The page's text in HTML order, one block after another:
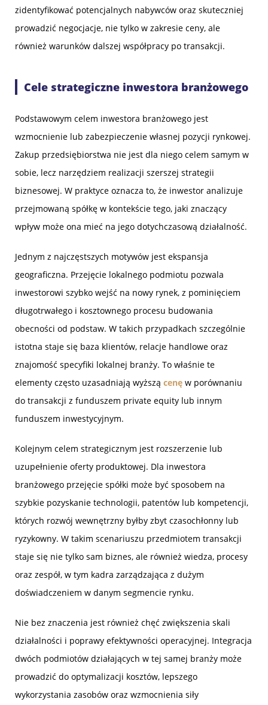
zidentyfikować potencjalnych nabywców oraz skuteczniej
prowadzić negocjacje, nie tylko w zakresie ceny, ale
również warunków dalszej współpracy po transakcji.
Cele strategiczne inwestora branżowego
Podstawowym celem inwestora branżowego jest
wzmocnienie lub zabezpieczenie własnej pozycji rynkowej.
Zakup przedsiębiorstwa nie jest dla niego celem samym w
sobie, lecz narzędziem realizacji szerszej strategii
biznesowej. W praktyce oznacza to, że inwestor analizuje
przejmowaną spółkę w kontekście tego, jaki znaczący
wpływ może ona mieć na jego dotychczasową działalność.
Jednym z najczęstszych motywów jest ekspansja
geograficzna. Przejęcie lokalnego podmiotu pozwala
inwestorowi szybko wejść na nowy rynek, z pominięciem
długotrwałego i kosztownego procesu budowania
obecności od podstaw. W takich przypadkach szczególnie
istotna staje się baza klientów, relacje handlowe oraz
znajomość specyfiki lokalnej branży. To właśnie te
elementy często uzasadniają wyższą cenę w porównaniu
do transakcji z funduszem private equity lub innym
funduszem inwestycyjnym.
Kolejnym celem strategicznym jest rozszerzenie lub
uzupełnienie oferty produktowej. Dla inwestora
branżowego przejęcie spółki może być sposobem na
szybkie pozyskanie technologii, patentów lub kompetencji,
których rozwój wewnętrzny byłby zbyt czasochłonny lub
ryzykowny. W takim scenariuszu przedmiotem transakcji
staje się nie tylko sam biznes, ale również wiedza, procesy
oraz zespół, w tym kadra zarządzająca z dużym
doświadczeniem w danym segmencie rynku.
Nie bez znaczenia jest również chęć zwiększenia skali
działalności i poprawy efektywności operacyjnej. Integracja
dwóch podmiotów działających w tej samej branży może
prowadzić do optymalizacji kosztów, lepszego
wykorzystania zasobów oraz wzmocnienia siły